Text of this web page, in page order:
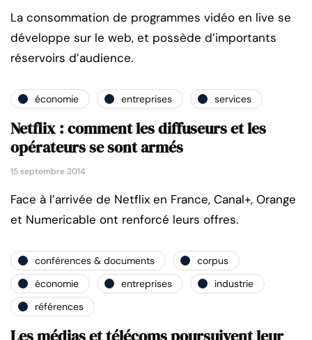
La consommation de programmes vidéo en live se
développe sur le web, et possède d’importants
réservoirs d’audience.
économie entreprises services
Netflix : comment les diffuseurs et les
opérateurs se sont armés
15 septembre 2014
Face à l’arrivée de Netflix en France, Canal+, Orange
et Numericable ont renforcé leurs offres.
conférences & documents
corpus
économie
entreprises
industrie
références